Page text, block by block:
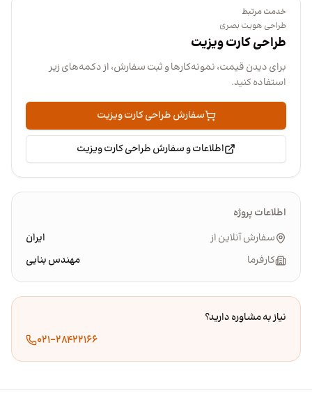
خدمت مرتبط
طراحی هویت بصری
طراحی کارت ویزیت
برای دیدن قیمت، نمونه‌کارها و ثبت سفارش، از دکمه‌های زیر
استفاده کنید.
سفارش طراحی کارت ویزیت
اطلاعات و سفارش طراحی کارت ویزیت
اطلاعات پروژه
سفارش آنلاین از
ایران
کارفرما
مهندس بنایی
نیاز به مشاوره دارید؟
۰۲۱-۲۸۴۲۲۱۶۶